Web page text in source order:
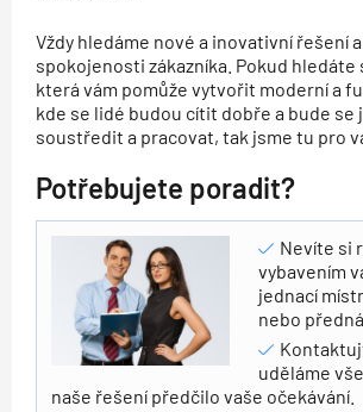
Vždy hledáme nové a inovativní řešení
spokojenosti zákazníka. Pokud
která vám pomůže vytvořit moderní a
kde se lidé budou cítit dobře a bude se
soustředit a pracovat, tak jsme tu pro
Potřebujete poradit?
Nevíte si
vybavením
jednací
nebo
uděláme
naše řešení předčilo vaše očekávání.